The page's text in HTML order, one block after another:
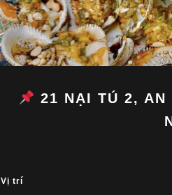
21 NẠI TÚ 2,
Vị trí